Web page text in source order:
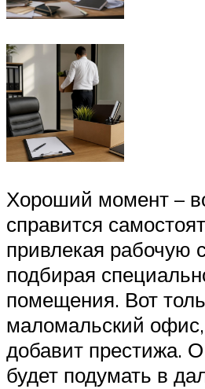
Хороший момент –
справится
привлекая рабочую
подбирая
помещения. Вот
маломальский
добавит престижа.
будет подумать в